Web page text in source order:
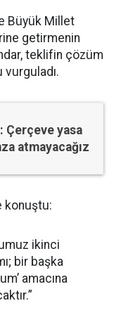
Büyük Millet
getirmenin
teklifin çözüm
vurguladı.
Çerçeve yasa
atmayacağız
konuştu:
ikinci
bir başka
amacına